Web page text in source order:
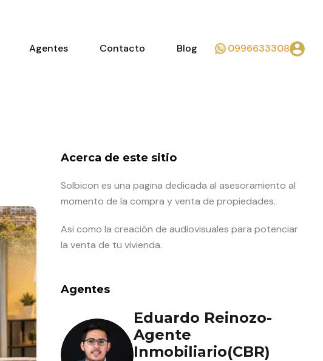
Agentes Contacto Blog 0996633308
Acerca de este sitio
Solbicon es una pagina dedicada al asesoramiento al
momento de la compra y venta de propiedades.
Asi como la creación de audiovisuales para potenciar
la venta de tu vivienda.
Agentes
Eduardo Reinozo-
Agente
Inmobiliario(CBR)